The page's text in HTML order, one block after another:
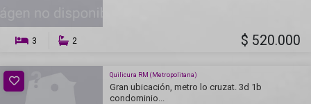
3 2 $ 520.000
Quilicura RM (Metropolitana)
Gran ubicación, metro lo cruzat. 3d 1b
condominio...